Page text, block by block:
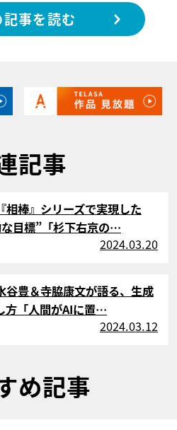
事を読む
記事
相棒』シリーズで実現した
目標”「杉下右京の…
2024.03.20
谷豊＆寺脇康文が語る、生成
方「人間がAIに置…
2024.03.12
め記事